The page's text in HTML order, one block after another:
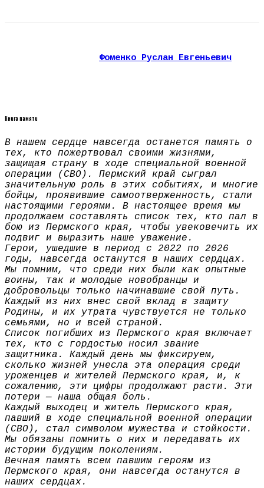
Фоменко Руслан Евгеньевич
Книга памяти
В нашем сердце навсегда останется память о
тех, кто пожертвовал своими жизнями,
защищая страну в ходе специальной военной
операции (СВО). Пермский край сыграл
значительную роль в этих событиях, и многие
бойцы, проявившие самоотверженность, стали
настоящими героями. В настоящее время мы
продолжаем составлять список тех, кто пал в
бою из Пермского края, чтобы увековечить их
подвиг и выразить наше уважение.
Герои, ушедшие в период с 2022 по 2026
годы, навсегда останутся в наших сердцах.
Мы помним, что среди них были как опытные
воины, так и молодые новобранцы и
добровольцы только начинавшие свой путь.
Каждый из них внес свой вклад в защиту
Родины, и их утрата чувствуется не только
семьями, но и всей страной.
Список погибших из Пермского края включает
тех, кто с гордостью носил звание
защитника. Каждый день мы фиксируем,
сколько жизней унесла эта операция среди
уроженцев и жителей Пермского края, и, к
сожалению, эти цифры продолжают расти. Эти
потери — наша общая боль.
Каждый выходец и житель Пермского края,
павший в ходе специальной военной операции
(СВО), стал символом мужества и стойкости.
Мы обязаны помнить о них и передавать их
истории будущим поколениям.
Вечная память всем павшим героям из
Пермского края, они навсегда останутся в
наших сердцах.